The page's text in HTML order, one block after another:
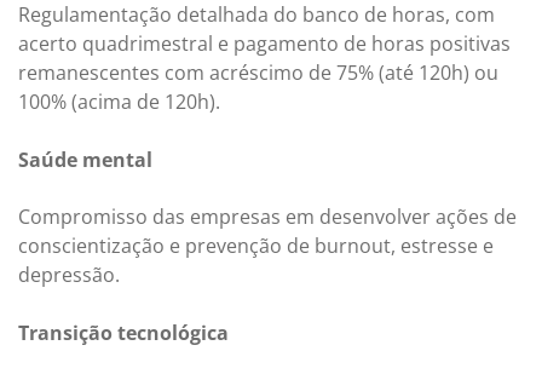
Regulamentação detalhada do banco de horas, com
acerto quadrimestral e pagamento de horas positivas
remanescentes com acréscimo de 75% (até 120h) ou
100% (acima de 120h).
Saúde mental
Compromisso das empresas em desenvolver ações de
conscientização e prevenção de burnout, estresse e
depressão.
Transição tecnológica